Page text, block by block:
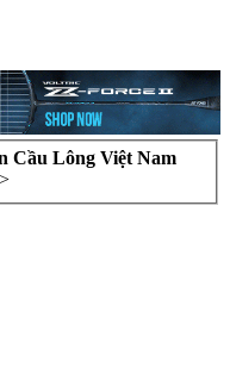
Cầu Lông Việt Nam
>